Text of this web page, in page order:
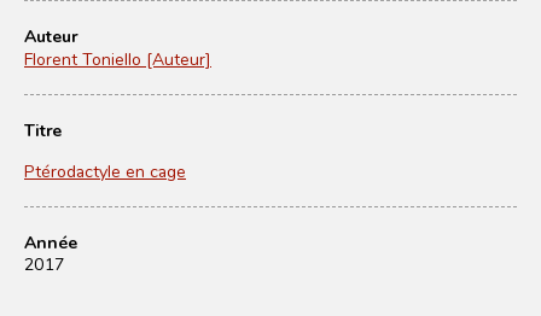
Auteur
Florent Toniello [Auteur]
Titre
Ptérodactyle en cage
Année
2017